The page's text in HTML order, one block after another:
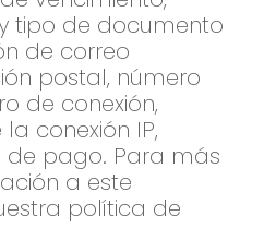
tipo de documento
de correo
postal, número
de conexión,
conexión IP,
de pago. Para más
a este
política de